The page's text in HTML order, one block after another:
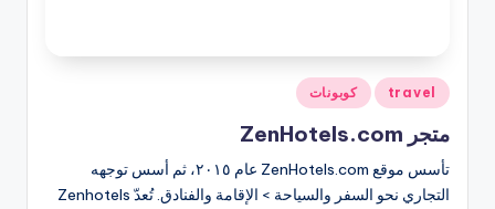
نُشر
في
travel كوبونات
متجر ZenHotels.com
تأسس موقع ZenHotels.com عام ٢٠١٥، ثم أسس توجهه
التجاري نحو السفر والسياحة > الإقامة والفنادق. تُعدّ Zenhotels